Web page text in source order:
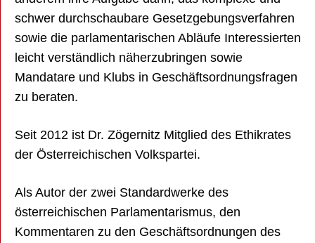
schwer durchschaubare Gesetzgebungsverfahren
sowie die parlamentarischen Abläufe Interessierten
leicht verständlich näherzubringen sowie
Mandatare und Klubs in Geschäftsordnungsfragen
zu beraten.
Seit 2012 ist Dr. Zögernitz Mitglied des Ethikrates
der Österreichischen Volkspartei.
Als Autor der zwei Standardwerke des
österreichischen Parlamentarismus, den
Kommentaren zu den Geschäftsordnungen des